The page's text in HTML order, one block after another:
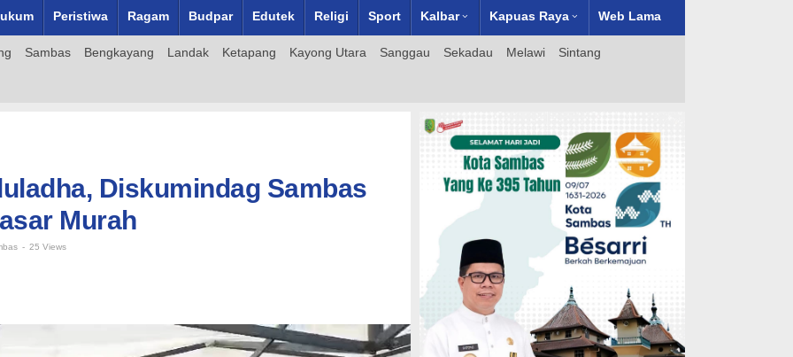
Peristiwa Ragam Budpar Edutek Religi Sport Kalbar Kapuas Raya Web Lama
Sambas Bengkayang Landak Ketapang Kayong Utara Sanggau Sekadau Melawi Sintang
Diskumindag Sambas
Murah
- 25 Views